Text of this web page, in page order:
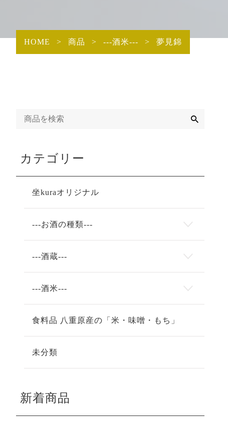
HOME > 商品 > ---酒米--- > 夢見錦
カテゴリー
坐kuraオリジナル
---お酒の種類---
---酒蔵---
---酒米---
食料品 八重原産の「米・味噌・もち」
未分類
新着商品